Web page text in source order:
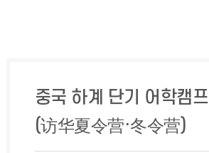
중국 하계 단기 어학캠프
(访华夏令营·冬令营)